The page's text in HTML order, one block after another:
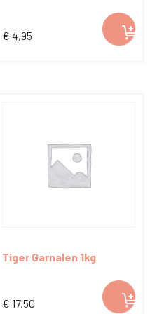
€ 4,95
Tiger Garnalen 1kg
€ 17,50